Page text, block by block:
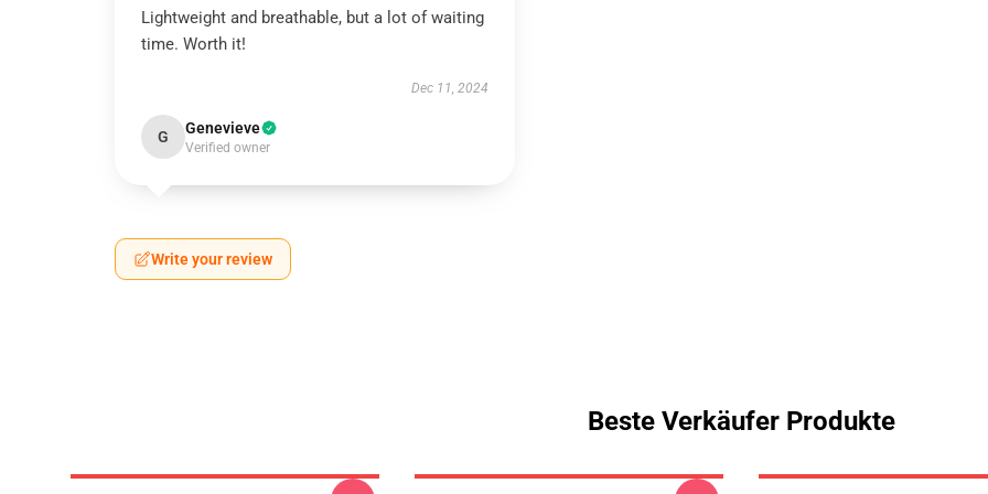
Lightweight and breathable, but a lot of waiting
time. Worth it!
Dec 11, 2024
G Genevieve
Verified owner
Write your review
Beste Verkäufer Produkte